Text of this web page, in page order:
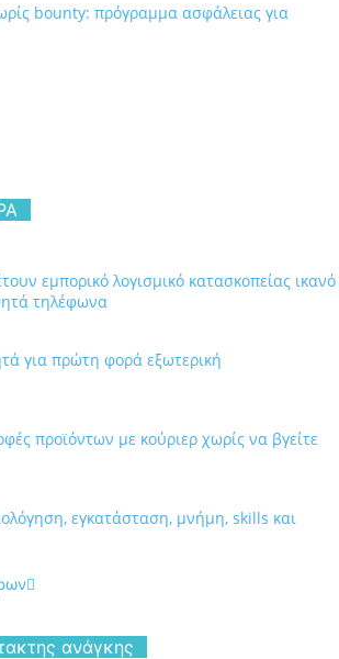
bounty: πρόγραμμα ασφάλειας για
εμπορικό λογισμικό κατασκοπείας ικανό
τηλέφωνα
για πρώτη φορά εξωτερική
προϊόντων με κούριερ χωρίς να βγείτε
εγκατάσταση, μνήμη, skills και
ανάγκης